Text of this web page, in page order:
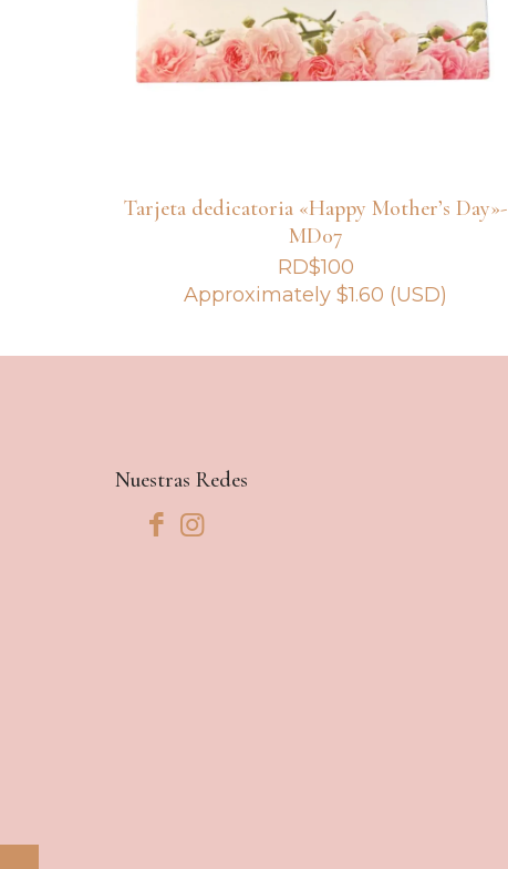
Tarjeta dedicatoria «Happy Mother’s Day»-
MD07
RD$100
Approximately$1.60 (USD)
Nuestras Redes